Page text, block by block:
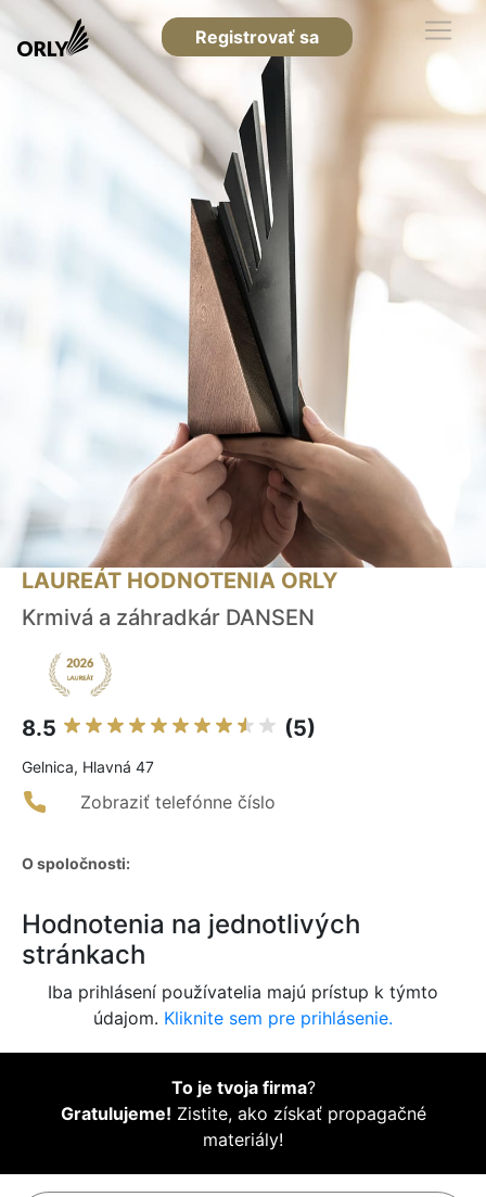
Registrovať sa
LAUREÁT HODNOTENIA ORLY
Krmivá a záhradkár DANSEN
8.5 (5)
Gelnica, Hlavná 47
Zobraziť telefónne číslo
O spoločnosti:
Hodnotenia na jednotlivých
stránkach
Iba prihlásení používatelia majú prístup k týmto
údajom. Kliknite sem pre prihlásenie.
To je tvoja firma?
Gratulujeme! Zistite, ako získať propagačné
materiály!